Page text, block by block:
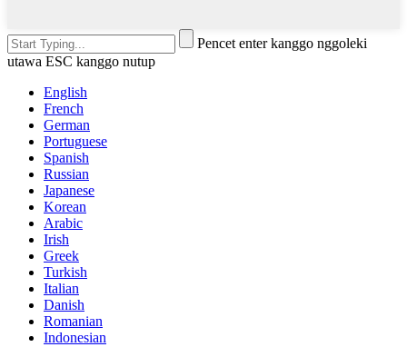
Pencet enter kanggo nggoleki
utawa ESC kanggo nutup
English
French
German
Portuguese
Spanish
Russian
Japanese
Korean
Arabic
Irish
Greek
Turkish
Italian
Danish
Romanian
Indonesian